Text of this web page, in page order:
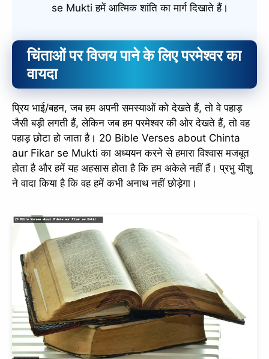
se Mukti हमें आत्मिक शांति का मार्ग दिखाते हैं।
चिंताओं पर विजय पाने के लिए परमेश्वर का
वायदा
प्रिय भाई/बहन, जब हम अपनी समस्याओं को देखते हैं, तो वे पहाड़
जैसी बड़ी लगती हैं, लेकिन जब हम परमेश्वर की ओर देखते हैं, तो वह
पहाड़ छोटा हो जाता है। 20 Bible Verses about Chinta
aur Fikar se Mukti का अध्ययन करने से हमारा विश्वास मजबूत
होता है और हमें यह अहसास होता है कि हम अकेले नहीं हैं। प्रभु यीशु
ने वादा किया है कि वह हमें कभी अनाथ नहीं छोड़ेगा।